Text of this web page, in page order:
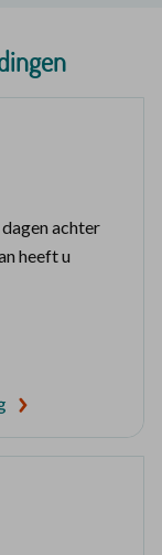
achter
heeft u